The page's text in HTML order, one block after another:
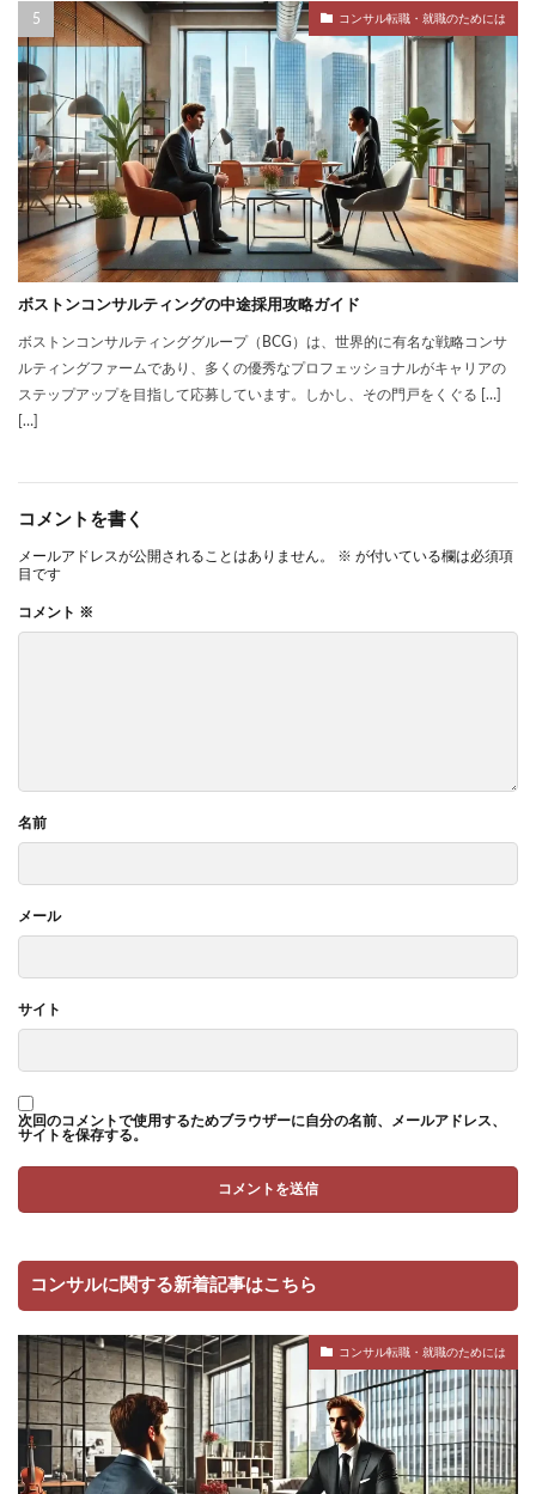
コンサル転職・就職のためには
ボストンコンサルティングの中途採用攻略ガイド
ボストンコンサルティンググループ（BCG）は、世界的に有名な戦略コンサ
ルティングファームであり、多くの優秀なプロフェッショナルがキャリアの
ステップアップを目指して応募しています。しかし、その門戸をくぐる […]
[…]
コメントを書く
メールアドレスが公開されることはありません。 ※ が付いている欄は必須項
目です
コメント ※
名前
メール
サイト
次回のコメントで使用するためブラウザーに自分の名前、メールアドレス、
サイトを保存する。
コンサルに関する新着記事はこちら
コンサル転職・就職のためには